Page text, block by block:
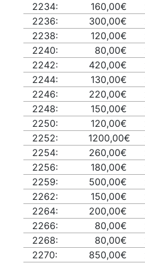
2234:
160,00€
2236:
300,00€
2238:
120,00€
2240:
80,00€
2242:
420,00€
2244:
130,00€
2246:
220,00€
2248:
150,00€
2250:
120,00€
2252:
1200,00€
2254:
260,00€
2256:
180,00€
2259:
500,00€
2262:
150,00€
2264:
200,00€
2266:
80,00€
2268:
80,00€
2270:
850,00€